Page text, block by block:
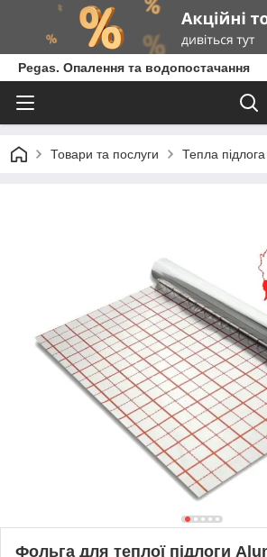
Pegas. Опалення та водопостачання
Товари та послуги Тепла підлога
Фольга для теплої підлоги